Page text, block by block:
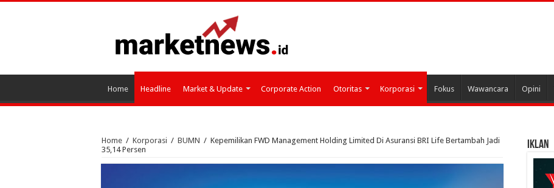
Home Headline Market & Update Corporate Action Otoritas Korporasi Fokus Wawancara Opini
Home / Korporasi / BUMN / Kepemilikan FWD Management Holding Limited Di Asuransi BRI Life Bertambah Jadi
35,14 Persen
IKLAN